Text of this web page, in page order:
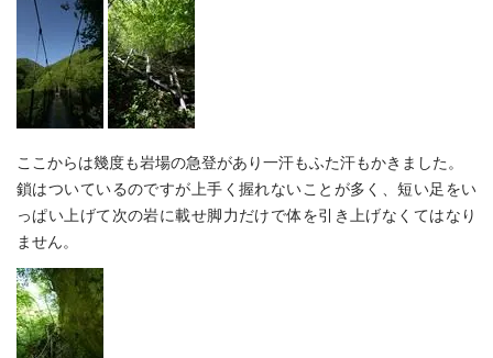
ここからは幾度も岩場の急登があり一汗もふた汗もかきました。
鎖はついているのですが上手く握れないことが多く、短い足をい
っぱい上げて次の岩に載せ脚力だけで体を引き上げなくてはなり
ません。